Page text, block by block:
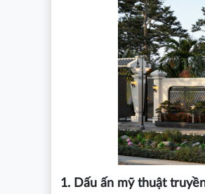
1. Dấu ấn mỹ thuật